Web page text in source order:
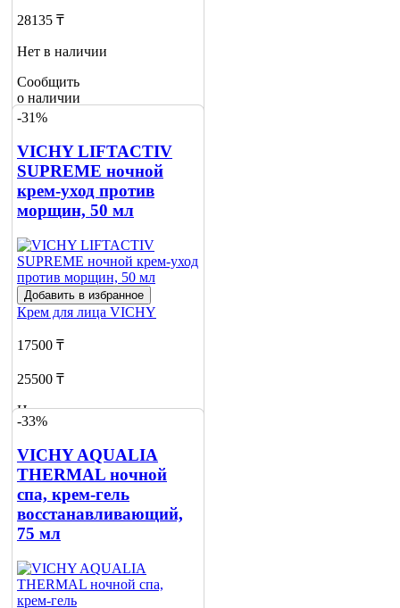
28135 ₸
Нет в наличии
Сообщить
о наличии
-31%
VICHY LIFTACTIV
SUPREME ночной
крем-уход против
морщин, 50 мл
Добавить в избранное
Крем для лица VICHY
17500 ₸
25500 ₸
Нет в наличии
о наличии
-33%
VICHY AQUALIA
THERMAL ночной
спа, крем-гель
восстанавливающий,
75 мл